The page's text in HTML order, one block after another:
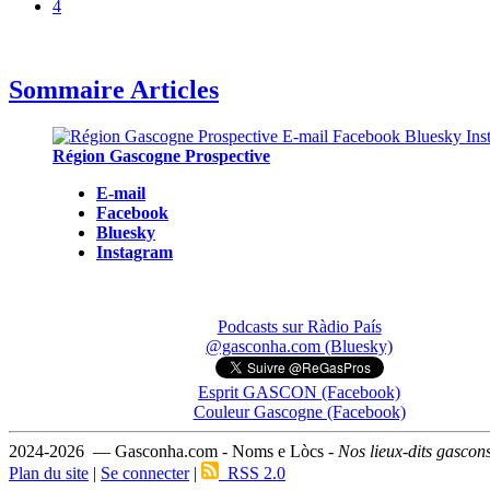
4
Sommaire Articles
Région Gascogne Prospective
E-mail
Facebook
Bluesky
Instagram
Podcasts sur Ràdio País
@gasconha.com (Bluesky)
Esprit GASCON (Facebook)
Couleur Gascogne (Facebook)
2024-2026 — Gasconha.com - Noms e Lòcs - Nos lieux-dits
Plan du site | Se connecter| RSS 2.0